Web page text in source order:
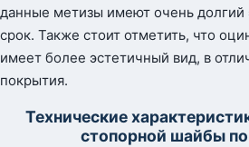
данные метизы имеют очень долгий
срок. Также стоит отметить, что
имеет более эстетичный вид, в
покрытия.
Технические
стопорной шайбы